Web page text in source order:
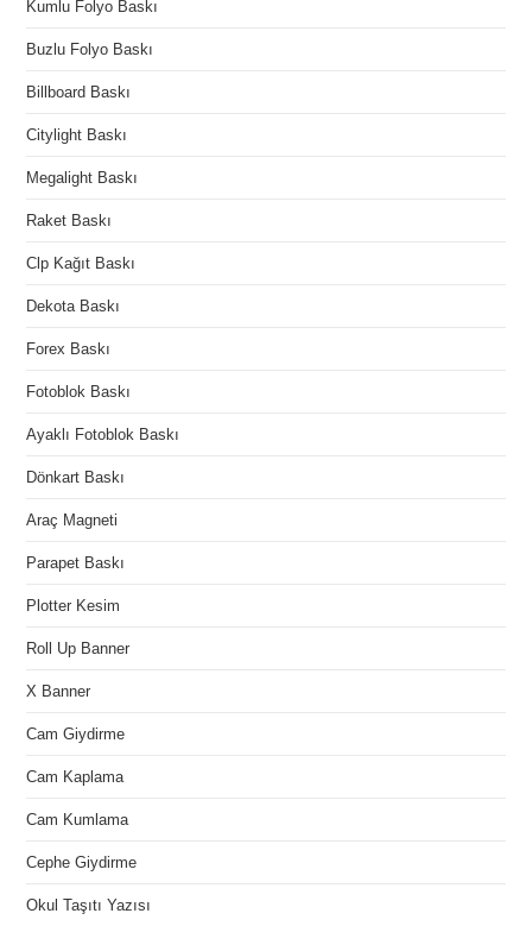
Kumlu Folyo Baskı
Buzlu Folyo Baskı
Billboard Baskı
Citylight Baskı
Megalight Baskı
Raket Baskı
Clp Kağıt Baskı
Dekota Baskı
Forex Baskı
Fotoblok Baskı
Ayaklı Fotoblok Baskı
Dönkart Baskı
Araç Magneti
Parapet Baskı
Plotter Kesim
Roll Up Banner
X Banner
Cam Giydirme
Cam Kaplama
Cam Kumlama
Cephe Giydirme
Okul Taşıtı Yazısı